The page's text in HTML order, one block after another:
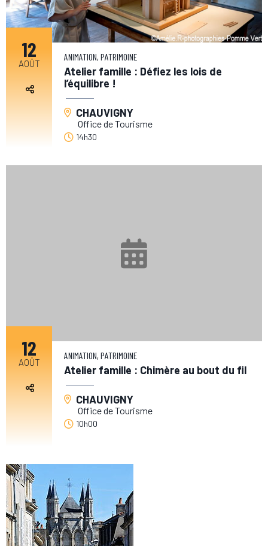
12
AOÛT
ANIMATION, PATRIMOINE
Atelier famille : Défiez les lois de
l’équilibre !
CHAUVIGNY
Office de Tourisme
14h30
12
AOÛT
ANIMATION, PATRIMOINE
Atelier famille : Chimère au bout du fil
CHAUVIGNY
Office de Tourisme
10h00